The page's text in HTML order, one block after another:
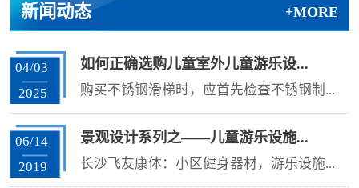
新闻动态 +MORE
04/03
2025
如何正确选购儿童室外儿童游乐设...
购买不锈钢滑梯时，应首先检查不锈钢制...
06/14
2019
景观设计系列之——儿童游乐设施...
长沙飞友康体：小区健身器材，游乐设施...